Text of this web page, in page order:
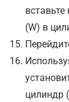
(W) в
цилиндр